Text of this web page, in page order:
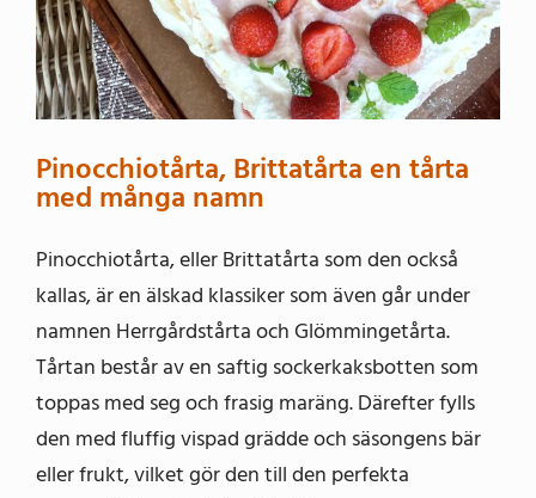
Pinocchiotårta, Brittatårta en tårta
med många namn
Pinocchiotårta, eller Brittatårta som den också
kallas, är en älskad klassiker som även går under
namnen Herrgårdstårta och Glömmingetårta.
Tårtan består av en saftig sockerkaksbotten som
toppas med seg och frasig maräng. Därefter fylls
den med fluffig vispad grädde och säsongens bär
eller frukt, vilket gör den till den perfekta